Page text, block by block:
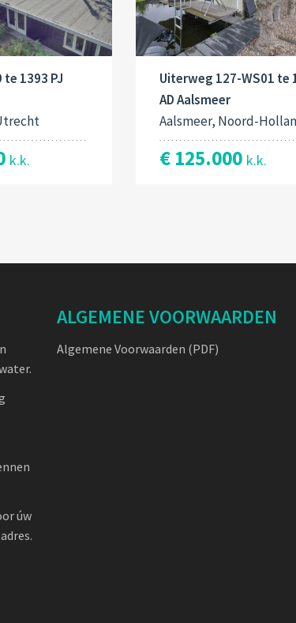
1393 PJ
k.k.
Uiterweg 127-WS01 te
AD Aalsmeer
Aalsmeer, Noord-
€ 125.000 k.k.
úw
ALGEMENE VOORWAARDEN
Algemene Voorwaarden (PDF)